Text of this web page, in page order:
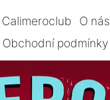
O nás
Obchodní podmínky